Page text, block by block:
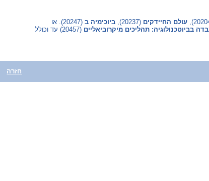
עולם החיידקים (‏ 20237‎)‏, ביוכימיה ב
(‏ 20247‎)‏. או
בביוטכנולוגיה: תהליכים מיקרוביאליים
(‏ 20457‎)‏ עד וכולל
חזרה